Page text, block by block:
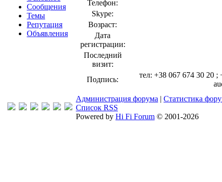
Сообщения
Темы
Репутация
Объявления
Телефон:
Skype:
Возраст:
Дата
регистрации:
Последний
визит:
Подпись:
тел: +38 067 674 30 20
Администрация форума | Статистика
Список RSS
Powered by Hi Fi Forum © 2001-2026